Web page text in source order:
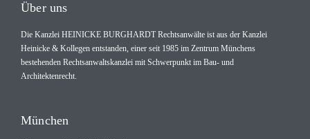
Über uns
Die Kanzlei HEINICKE BURGHARDT Rechtsanwälte ist aus der Kanzlei
Heinicke & Kollegen entstanden, einer seit 1985 im Zentrum Münchens
bestehenden Rechtsanwaltskanzlei mit Schwerpunkt im Bau- und
Architektenrecht.
München